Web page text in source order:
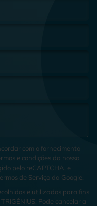
com o fornecimento
e condições da nossa
pelo reCAPTCHA, e
de Serviço da Google.
e utilizados para fins
Pode cancelar a